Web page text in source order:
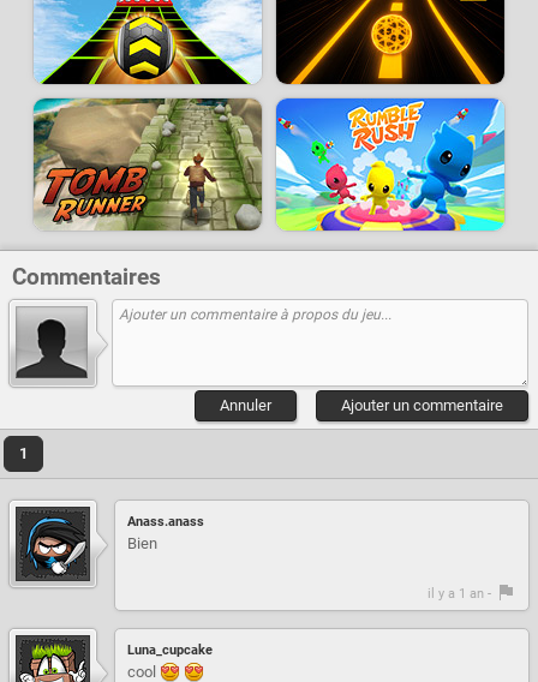
Commentaires
Ajouter un commentaire
Annuler
1
Anass.anass
Bien
il y a 1 an -
Luna_cupcake
cool